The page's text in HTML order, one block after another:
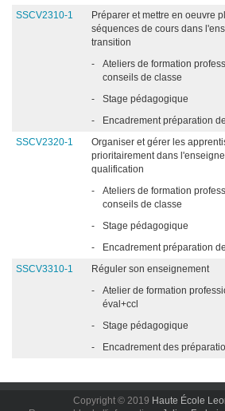
SSCV2310-1
Préparer et mettre en oeuvre
séquences de cours dans
transition
-
Ateliers de formation
conseils de classe
-
Stage pédagogique
-
Encadrement préparation
SSCV2320-1
Organiser et gérer les
prioritairement dans
qualification
-
Ateliers de formation
conseils de classe
-
Stage pédagogique
-
Encadrement préparation
SSCV3310-1
Réguler son enseignement
-
Atelier de formation
éval+ccl
-
Stage pédagogique
-
Encadrement des
Copyright © 2019 Haute École